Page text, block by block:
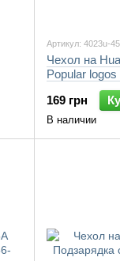
Артикул: 4023u-
Чехол на
Popular
169 грн
В наличии